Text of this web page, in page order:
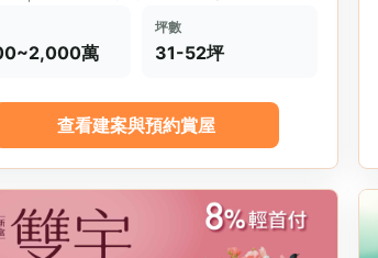
開...
萬
坪數
31-52坪
查看建案與預約賞屋